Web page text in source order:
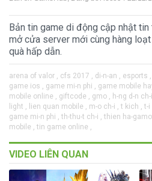
Bản tin game di động cập nhật
mở cửa server mới cùng hàng
quà hấp dẫn.
arena of valor , cfs 2017 , di-n-an , esports ,
game ios , game mi-n phi , game mobile
mobile online , giftcode , gmo , h-ng d-n ch-
light , lien quan mobile , m-o ch-i , t kich , t-i
game mi-n phi , th-thu-t ch-i , thien ha-
mobile , tin game online ,
VIDEO LIÊN QUAN